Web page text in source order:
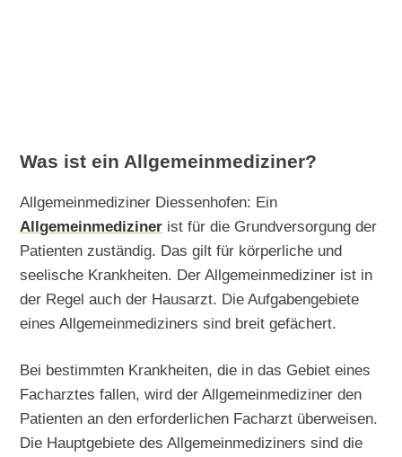
Was ist ein Allgemeinmediziner?
Allgemeinmediziner Diessenhofen: Ein
Allgemeinmediziner ist für die Grundversorgung der
Patienten zuständig. Das gilt für körperliche und
seelische Krankheiten. Der Allgemeinmediziner ist in
der Regel auch der Hausarzt. Die Aufgabengebiete
eines Allgemeinmediziners sind breit gefächert.
Bei bestimmten Krankheiten, die in das Gebiet eines
Facharztes fallen, wird der Allgemeinmediziner den
Patienten an den erforderlichen Facharzt überweisen.
Die Hauptgebiete des Allgemeinmediziners sind die